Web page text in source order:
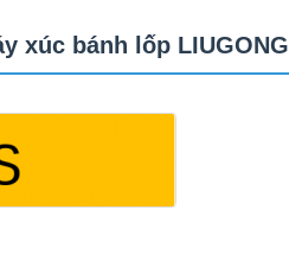
xúc bánh lốp LIUGONG